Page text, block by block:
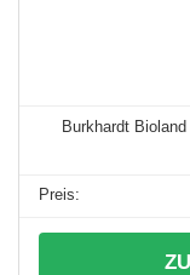
Burkhardt